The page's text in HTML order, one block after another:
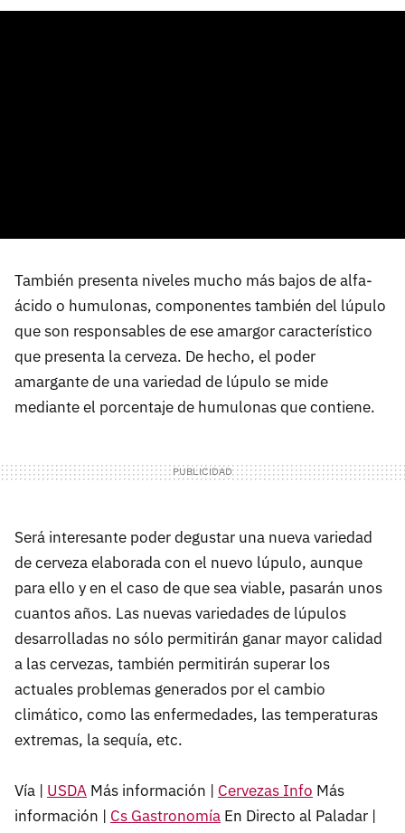
También presenta niveles mucho más bajos de alfa-
ácido o humulonas, componentes también del lúpulo
que son responsables de ese amargor característico
que presenta la cerveza. De hecho, el poder
amargante de una variedad de lúpulo se mide
mediante el porcentaje de humulonas que contiene.
Será interesante poder degustar una nueva variedad
de cerveza elaborada con el nuevo lúpulo, aunque
para ello y en el caso de que sea viable, pasarán unos
cuantos años. Las nuevas variedades de lúpulos
desarrolladas no sólo permitirán ganar mayor calidad
a las cervezas, también permitirán superar los
actuales problemas generados por el cambio
climático, como las enfermedades, las temperaturas
extremas, la sequía, etc.
Vía | USDA Más información | Cervezas Info Más
información | Cs Gastronomía En Directo al Paladar |